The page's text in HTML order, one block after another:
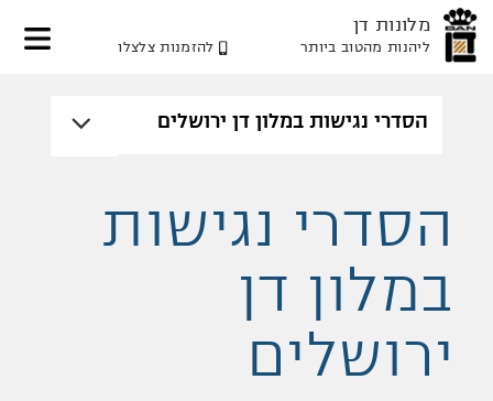
מלונות דן
ליהנות מהטוב ביותר להזמנות צלצלו
הסדרי נגישות
במלון דן
ירושלים